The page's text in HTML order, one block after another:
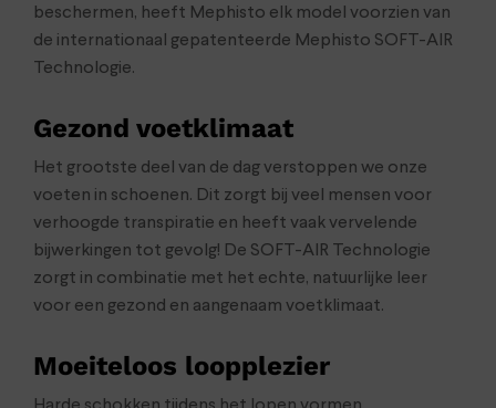
beschermen, heeft Mephisto elk model voorzien van
de internationaal gepatenteerde Mephisto SOFT-AIR
Technologie.
Gezond voetklimaat
Het grootste deel van de dag verstoppen we onze
voeten in schoenen. Dit zorgt bij veel mensen voor
verhoogde transpiratie en heeft vaak vervelende
bijwerkingen tot gevolg! De SOFT-AIR Technologie
zorgt in combinatie met het echte, natuurlijke leer
voor een gezond en aangenaam voetklimaat.
Moeiteloos loopplezier